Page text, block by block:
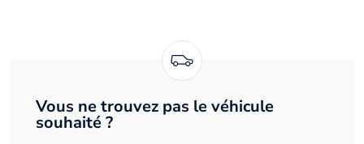
Vous ne trouvez pas le véhicule
souhaité ?